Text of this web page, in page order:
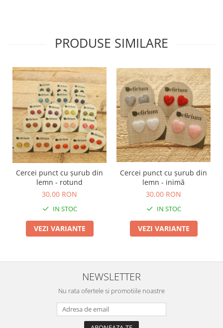
PRODUSE SIMILARE
Cercei punct cu șurub din
lemn - rotund
30,00 RON
IN STOC
VEZI VARIANTE
Cercei punct cu șurub din
lemn - inimă
30,00 RON
IN STOC
VEZI VARIANTE
NEWSLETTER
Nu rata ofertele si promotiile noastre